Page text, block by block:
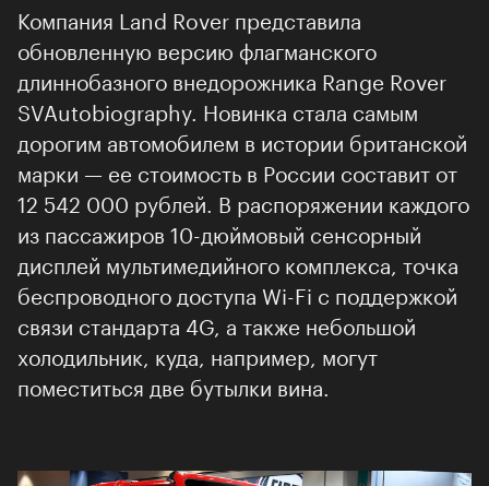
Компания Land Rover представила
обновленную версию флагманского
длиннобазного внедорожника Range Rover
SVAutobiography. Новинка стала самым
дорогим автомобилем в истории британской
марки — ее стоимость в России составит от
12 542 000 рублей. В распоряжении каждого
из пассажиров 10-дюймовый сенсорный
дисплей мультимедийного комплекса, точка
беспроводного доступа Wi-Fi с поддержкой
связи стандарта 4G, а также небольшой
холодильник, куда, например, могут
поместиться две бутылки вина.